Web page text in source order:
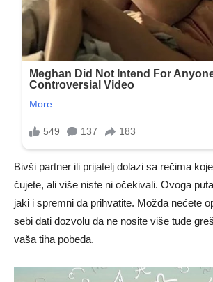
Bivši partner ili prijatelj dolazi sa rečima
čujete, ali više niste ni očekivali. Ovoga
jaki i spremni da prihvatite. Možda nećete
sebi dati dozvolu da ne nosite više tuđe
vaša tiha pobeda.